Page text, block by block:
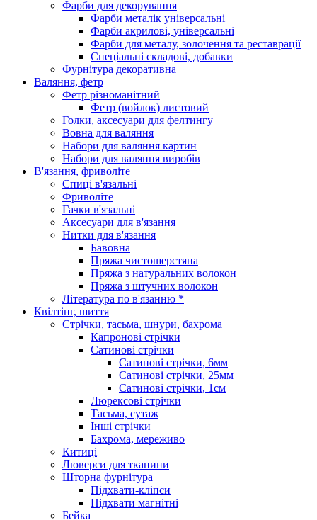
Фарби для декорування
Фарби металік універсальні
Фарби акрилові, універсальні
Фарби для металу, золочення та реставрації
Спеціальні складові, добавки
Фурнітура декоративна
Валяння, фетр
Фетр різноманітний
Фетр (войлок) листовий
Голки, аксесуари для фелтингу
Вовна для валяння
Набори для валяння картин
Набори для валяння виробів
В'язання, фриволіте
Спиці в'язальні
Фриволіте
Гачки в'язальні
Аксесуари для в'язання
Нитки для в'язання
Бавовна
Пряжа чистошерстяна
Пряжа з натуральних волокон
Пряжа з штучних волокон
Література по в'язанню *
Квілтінг, шиття
Стрічки, тасьма, шнури, бахрома
Капронові стрічки
Сатинові стрічки
Сатинові стрічки, 6мм
Сатинові стрічки, 25мм
Сатинові стрічки, 1см
Люрексові стрічки
Тасьма, сутаж
Інші стрічки
Бахрома, мереживо
Китиці
Люверси для тканини
Шторна фурнітура
Підхвати-кліпси
Підхвати магнітні
Бейка